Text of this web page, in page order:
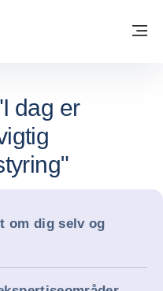
TRADE - GRUPPENS
dag er
om dig selv og